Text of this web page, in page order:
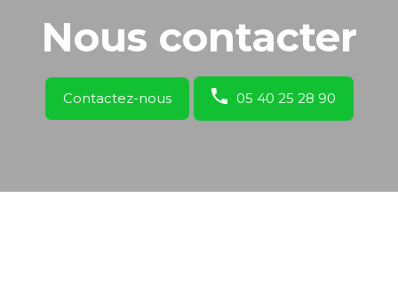
Nous contacter
Contactez-nous 05 40 25 28 90